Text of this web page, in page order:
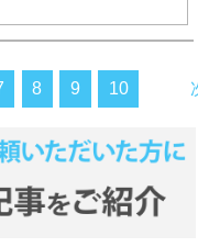
8 9 10